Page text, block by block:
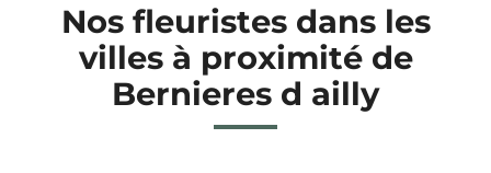
Nos fleuristes dans les
villes à proximité de
Bernieres d ailly